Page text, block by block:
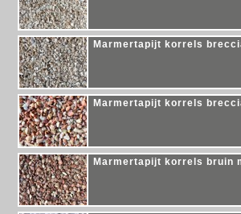
Marmertapijt korrels
Marmertapijt korrels
Marmertapijt korrels bruin